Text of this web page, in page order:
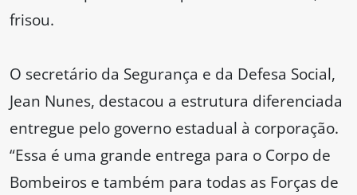
frisou.
O secretário da Segurança e da Defesa Social,
Jean Nunes, destacou a estrutura diferenciada
entregue pelo governo estadual à corporação.
“Essa é uma grande entrega para o Corpo de
Bombeiros e também para todas as Forças de